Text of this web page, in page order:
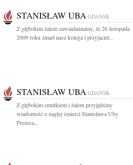
STANISŁAW UBA GDAŃSK
Z głębokim żalem zawiadamiamy, że 26 listopada
2009 roku zmarł nasz kolega i przyjaciel...
STANISŁAW UBA GDAŃSK
Z głębokim smutkiem i żalem przyjęliśmy
wiadomość o nagłej śmierci Stanisława Uby
Prezesa...